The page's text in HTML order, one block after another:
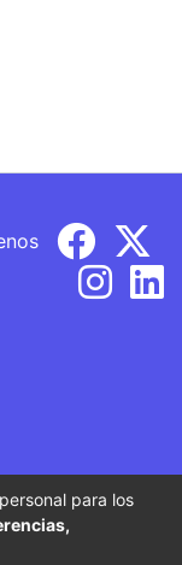
de Educación
para los